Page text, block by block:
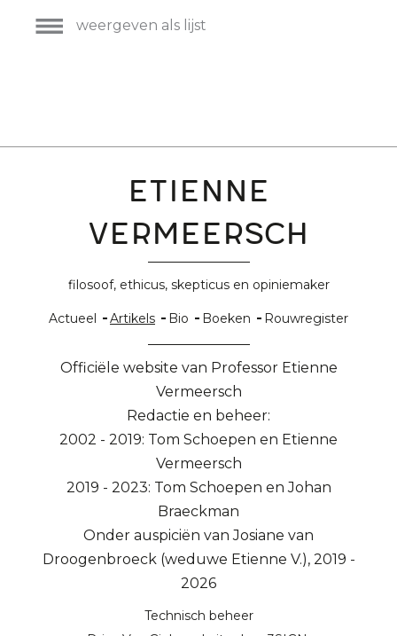
weergeven als lijst
Etienne
Vermeersch
filosoof, ethicus, skepticus en opiniemaker
Hoofdnavigatie
Actueel Artikels Bio Boeken Rouwregister
Officiële website van Professor Etienne
Vermeersch
Redactie en beheer:
2002 - 2019: Tom Schoepen en Etienne
Vermeersch
2019 - 2023: Tom Schoepen en Johan
Braeckman
Onder auspiciën van Josiane van
Droogenbroeck (weduwe Etienne V.), 2019 -
2026
Technisch beheer